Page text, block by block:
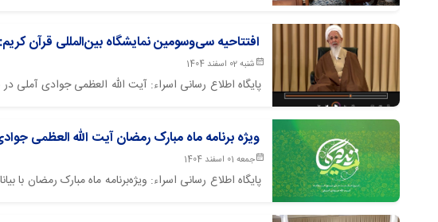
افتتاحیه سی‌وسومین نمایشگاه بین‌المللی قرآن
شنبه 02 اسفند 1404
پایگاه اطلاع رسانی اسراء: آیت الله العظمی جوادی آملی
ویژه برنامه ماه مبارک رمضان آیت الله العظمی جوادی آملی از
جمعه 01 اسفند 1404
پایگاه اطلاع رسانی اسراء: ویژه‌برنامه ماه مبارک